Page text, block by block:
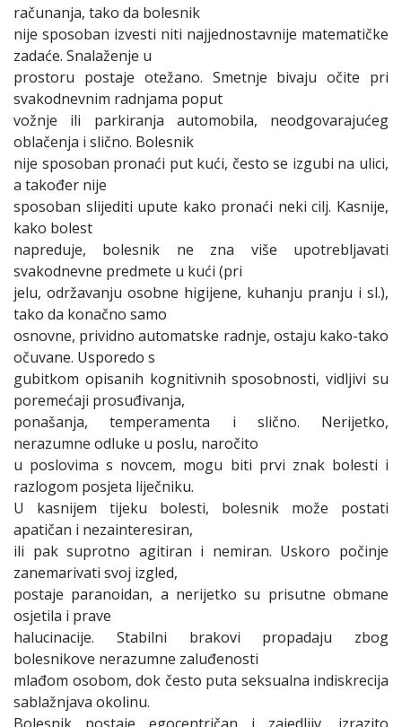
računanja, tako da bolesnik
nije sposoban izvesti niti najjednostavnije matematičke
zadaće. Snalaženje u
prostoru postaje otežano. Smetnje bivaju očite pri
svakodnevnim radnjama poput
vožnje ili parkiranja automobila, neodgovarajućeg
oblačenja i slično. Bolesnik
nije sposoban pronaći put kući, često se izgubi na ulici,
a također nije
sposoban slijediti upute kako pronaći neki cilj. Kasnije,
kako bolest
napreduje, bolesnik ne zna više upotrebljavati
svakodnevne predmete u kući (pri
jelu, održavanju osobne higijene, kuhanju pranju i sl.),
tako da konačno samo
osnovne, prividno automatske radnje, ostaju kako-tako
očuvane. Usporedo s
gubitkom opisanih kognitivnih sposobnosti, vidljivi su
poremećaji prosuđivanja,
ponašanja, temperamenta i slično. Nerijetko,
nerazumne odluke u poslu, naročito
u poslovima s novcem, mogu biti prvi znak bolesti i
razlogom posjeta liječniku.
U kasnijem tijeku bolesti, bolesnik može postati
apatičan i nezainteresiran,
ili pak suprotno agitiran i nemiran. Uskoro počinje
zanemarivati svoj izgled,
postaje paranoidan, a nerijetko su prisutne obmane
osjetila i prave
halucinacije. Stabilni brakovi propadaju zbog
bolesnikove nerazumne zaluđenosti
mlađom osobom, dok često puta seksualna indiskrecija
sablažnjava okolinu.